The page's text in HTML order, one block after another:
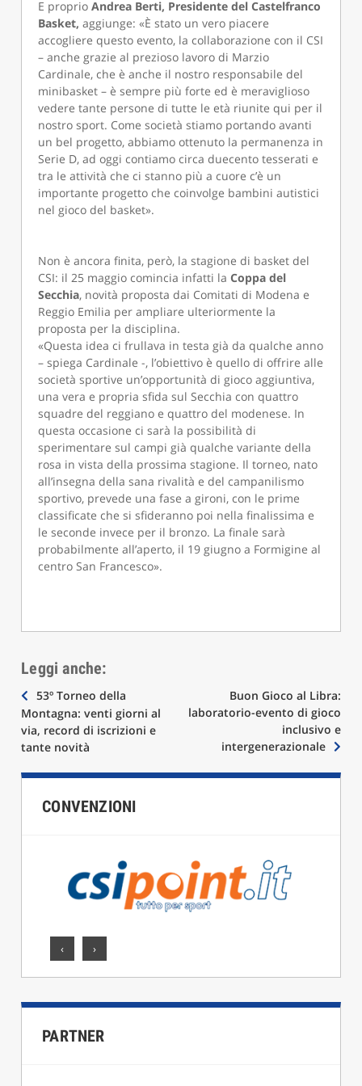
E proprioAndrea Berti, Presidente del Castelfranco
Basket, aggiunge: «È stato un vero piacere
accogliere questo evento, la collaborazione con il CSI
– anche grazie al prezioso lavoro di Marzio
Cardinale, che è anche il nostro responsabile del
minibasket – è sempre più forte ed è meraviglioso
vedere tante persone di tutte le età riunite qui per il
nostro sport. Come società stiamo portando avanti
un bel progetto, abbiamo ottenuto la permanenza in
Serie D, ad oggi contiamo circa duecento tesserati e
tra le attività che ci stanno più a cuore c’è un
importante progetto che coinvolge bambini autistici
nel gioco del basket».
Non è ancora finita, però, la stagione di basket del
CSI: il 25 maggio comincia infatti laCoppa del
Secchia, novità proposta dai Comitati di Modena e
Reggio Emilia per ampliare ulteriormente la
proposta per la disciplina.
«Questa idea ci frullava in testa già da qualche anno
– spiega Cardinale -, l’obiettivo è quello di offrire alle
società sportive un’opportunità di gioco aggiuntiva,
una vera e propria sfida sul Secchia con quattro
squadre del reggiano e quattro del modenese. In
questa occasione ci sarà la possibilità di
sperimentare sul campi già qualche variante della
rosa in vista della prossima stagione. Il torneo, nato
all’insegna della sana rivalità e del campanilismo
sportivo, prevede una fase a gironi, con le prime
classificate che si sfideranno poi nella finalissima e
le seconde invece per il bronzo. La finale sarà
probabilmente all’aperto, il 19 giugno a Formigine al
centro San Francesco».
Leggi anche:
Navigazione
articoli
53º Torneo della
Montagna: venti giorni al
via, record di iscrizioni e
tante novità
Buon Gioco al Libra:
laboratorio-evento di gioco
inclusivo e
intergenerazionale
CONVENZIONI
‹ ›
PARTNER